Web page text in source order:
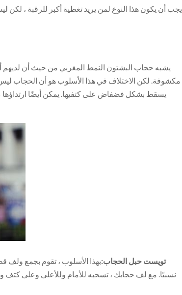
يجب أن يكون هذا النوع لمن يريد تغطية أكبر للرقبة ،
يشبه حجاب البشتون النمط المغربي من حيث أن
مكشوفة. لكن الاختلاف في هذا الأسلوب هو أن الحجاب
يسقط بشكل فضفاض على كتفيها. يمكن أيضًا
تويست حبل الحجاب:بهذا الأسلوب ، تقوم بجمع
نسبيًا. مع لف حجابك ، تسحبه للأمام وللأعلى وعلى